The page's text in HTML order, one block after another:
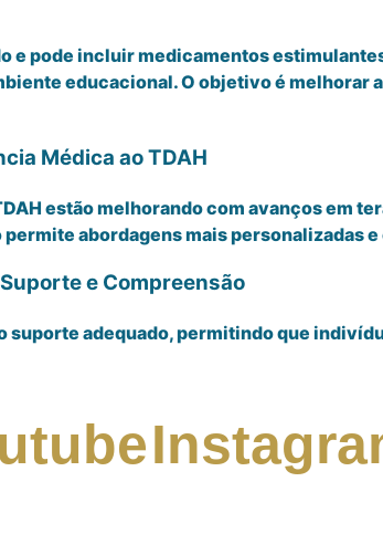
e pode incluir medicamentos
educacional. O objetivo é melhorar
Médica ao TDAH
estão melhorando com avanços em
abordagens mais personalizadas
e Compreensão
suporte adequado, permitindo que